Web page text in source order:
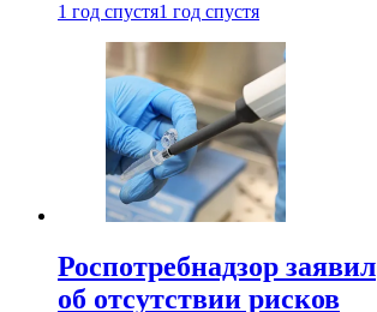
1 год спустя1 год спустя
Роспотребнадзор заявил
об отсутствии рисков